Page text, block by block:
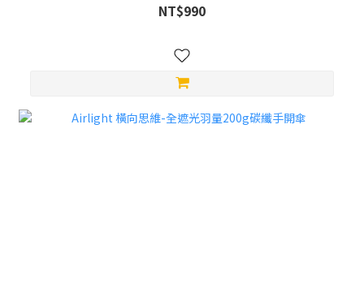
NT$990